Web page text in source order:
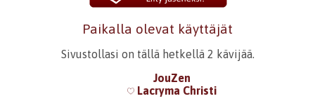
Paikalla olevat käyttäjät
Sivustollasi on tällä hetkellä 2 kävijää.
JouZen
Lacryma Christi